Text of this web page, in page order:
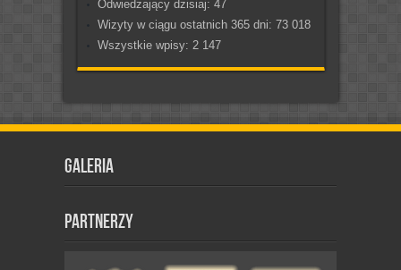
Odwiedzający dzisiaj: 47
Wizyty w ciągu ostatnich 365 dni: 73 018
Wszystkie wpisy: 2 147
Galeria
Partnerzy